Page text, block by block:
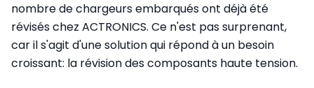
nombre de chargeurs embarqués ont déjà été
révisés chez ACTRONICS. Ce n'est pas surprenant,
car il s'agit d'une solution qui répond à un besoin
croissant: la révision des composants haute tension.